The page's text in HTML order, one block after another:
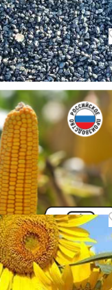
орех,семочка
Донецк .